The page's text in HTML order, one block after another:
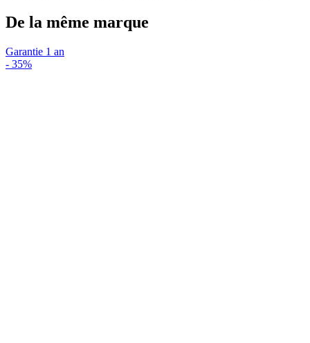
De la même marque
Garantie 1 an
- 35%